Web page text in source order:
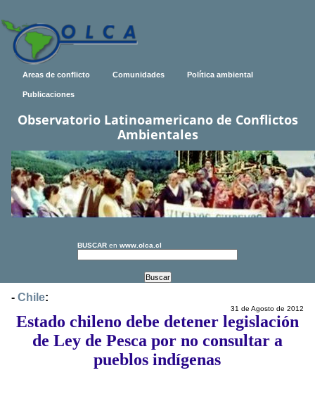
Areas de conflicto Comunidades Política ambiental
Publicaciones
Observatorio Latinoamericano de Conflictos
Ambientales
BUSCAR en www.olca.cl
- Chile:
31 de Agosto de 2012
Estado chileno debe detener legislación
de Ley de Pesca por no consultar a
pueblos indígenas